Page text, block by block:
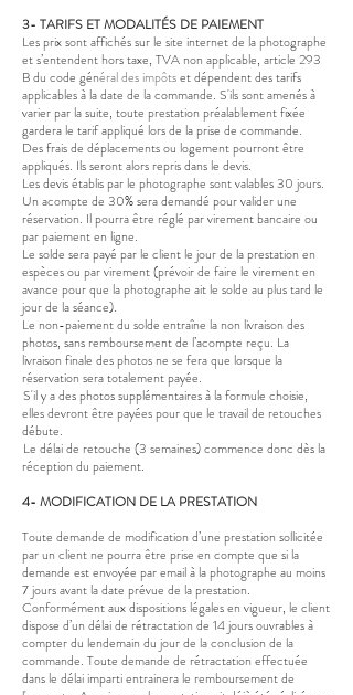
3- TARIFS ET MODALITÉS DE PAIEMENT
Les prix sont affichéssur le site internet de la photographe
et s’entendent hors taxe, TVA non applicable, article 293
B du code général des impôtset dépendent des tarifs
applicables à la date de la commande. S'ils sont amenés à
varier par la suite, toute prestation préalablement fixée
gardera le tarif appliqué lors de la prise de commande.
Des frais de déplacements ou logement pourront être
appliqués. Ils seront alors repris dans le devis.
Les devis établis par le photographe sont valables 30 jours.
Un acompte de 30% sera demandé pour valider une
réservation. Il pourra être réglé par virement bancaire ou
par paiement en ligne.
Le solde sera payé par le client le jour de la prestation en
espèces ou par virement (prévoir de faire le virement en
avance pour que la photographe ait le solde au plus tard le
jour de la séance).
Le non-paiement du solde entraîne la non livraison des
photos, sans remboursement de l’acompte reçu. La
livraison finale des photos ne se fera que lorsque la
réservation sera totalement payée.
S'il y a des photos supplémentaires à la formule choisie,
elles devront être payées pour que le travail de retouches
débute.
Le délai de retouche (3 semaines) commence donc dès la
réception du paiement.
4- MODIFICATION DE LA PRESTATION
Toute demande de modification d’une prestation sollicitée
par un client ne pourra être prise en compte que si la
demande est envoyée par email à la photographe au moins
7 jours avant la date prévue de la prestation.
Conformément aux dispositions légales en vigueur, le client
dispose d’un délai de rétractation de 14 jours ouvrables à
compter du lendemain du jour de la conclusion de la
commande. Toute demande de rétractation effectuée
dans le délai imparti entrainera le remboursement de